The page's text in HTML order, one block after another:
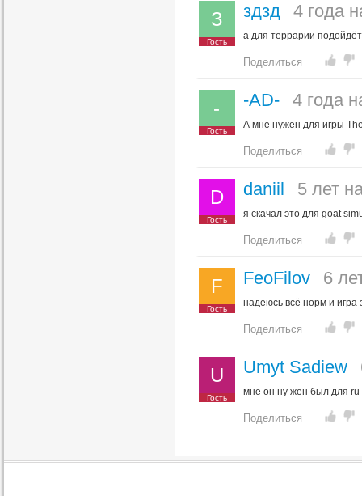
З
Гость
здзд 4 года
а для террарии
Поделиться
-
Гость
-AD- 4 года
А мне нужен для игры
Поделиться
D
Гость
daniil 5 лет
я скачал это для goat
Поделиться
F
Гость
FeoFilov 6
надеюсь всё норм и игра
Поделиться
U
Гость
Umyt Sadiew
мне он ну жен был для ru
Поделиться